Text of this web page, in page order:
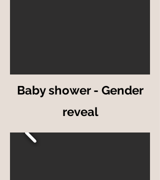
Baby shower - Gender
reveal